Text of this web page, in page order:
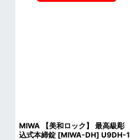
MIWA 【美和ロック】 最高級彫
込式本締錠 [MIWA-DH] U9DH-1